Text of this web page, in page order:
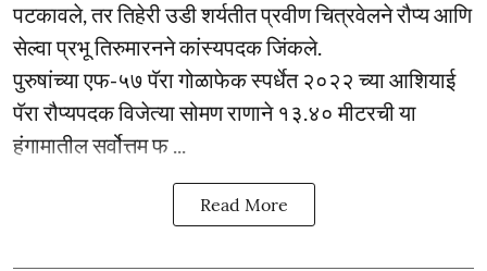
पटकावले, तर तिहेरी उडी शर्यतीत प्रवीण चित्रवेलने रौप्य आणि
सेल्वा प्रभू तिरुमारनने कांस्यपदक जिंकले.
पुरुषांच्या एफ-५७ पॅरा गोळाफेक स्पर्धेत २०२२ च्या आशियाई
पॅरा रौप्यपदक विजेत्या सोमण राणाने १३.४० मीटरची या
हंगामातील सर्वोत्तम फ ...
Read More